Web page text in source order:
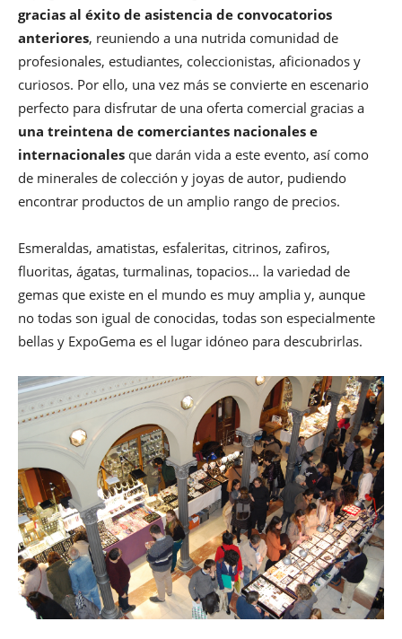
gracias al éxito de asistencia de convocatorios
anteriores, reuniendo a una nutrida comunidad de
profesionales, estudiantes, coleccionistas, aficionados y
curiosos. Por ello, una vez más se convierte en escenario
perfecto para disfrutar de una oferta comercial gracias a
una treintena de comerciantes nacionales e
internacionales que darán vida a este evento, así como
de minerales de colección y joyas de autor, pudiendo
encontrar productos de un amplio rango de precios.
Esmeraldas, amatistas, esfaleritas, citrinos, zafiros,
fluoritas, ágatas, turmalinas, topacios… la variedad de
gemas que existe en el mundo es muy amplia y, aunque
no todas son igual de conocidas, todas son especialmente
bellas y ExpoGema es el lugar idóneo para descubrirlas.